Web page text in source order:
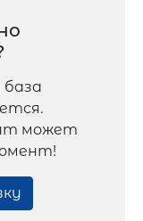
может